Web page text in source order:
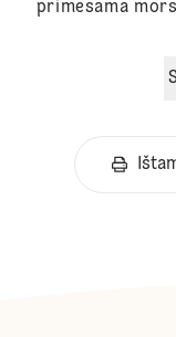
primesama